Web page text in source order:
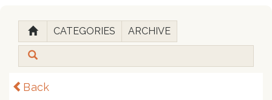
CATEGORIES ARCHIVE
Back